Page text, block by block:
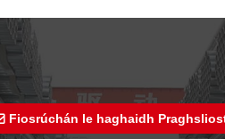
Fiosrúchán le haghaidh